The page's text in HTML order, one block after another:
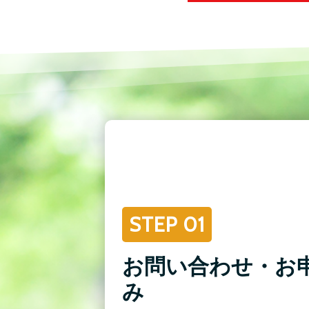
STEP 01
お問い合わせ・お
み